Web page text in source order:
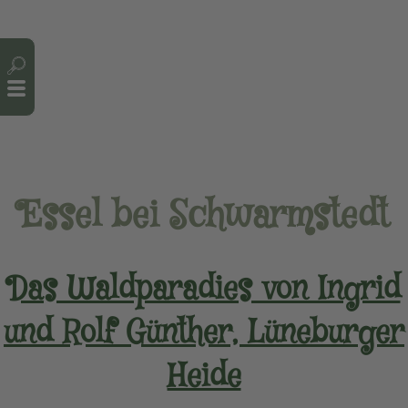
Essel bei Schwarmstedt
Das Waldparadies von Ingrid
und Rolf Günther, Lüneburger
Heide